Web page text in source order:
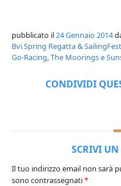
pubblicato il24 Gennaio 2014
Bvi Spring Regatta &
Go-Racing,The Moorings e
CONDIVIDI
SCRIVI
Il tuo indirizzo email non sarà
sono contrassegnati*